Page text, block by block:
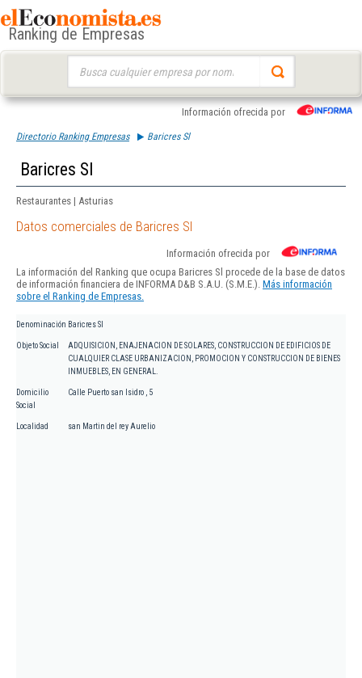
Ranking de Empresas
Información ofrecida por
Directorio Ranking Empresas Baricres Sl
Baricres Sl
Restaurantes | Asturias
Datos comerciales de Baricres Sl
Información ofrecida por
La información del Ranking que ocupa Baricres Sl procede de la base de datos
de información financiera de INFORMA D&B S.A.U. (S.M.E.). Más información
sobre el Ranking de Empresas.
Denominación Baricres Sl
Objeto Social
ADQUISICION, ENAJENACION DE SOLARES, CONSTRUCCION DE EDIFICIOS DE
CUALQUIER CLASE URBANIZACION, PROMOCION Y CONSTRUCCION DE BIENES
INMUEBLES, EN GENERAL.
Domicilio
Social
Calle Puerto san Isidro , 5
Localidad san Martin del rey Aurelio